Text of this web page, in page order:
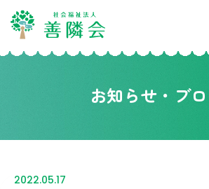
お知らせ・ブ
2022.05.17